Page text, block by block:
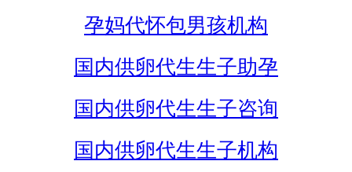
孕妈代怀包男孩机构
国内供卵代生生子助孕
国内供卵代生生子咨询
国内供卵代生生子机构